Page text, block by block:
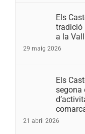
Els
tradició
a la
29 maig 2026
Els
segona
21 abril 2026